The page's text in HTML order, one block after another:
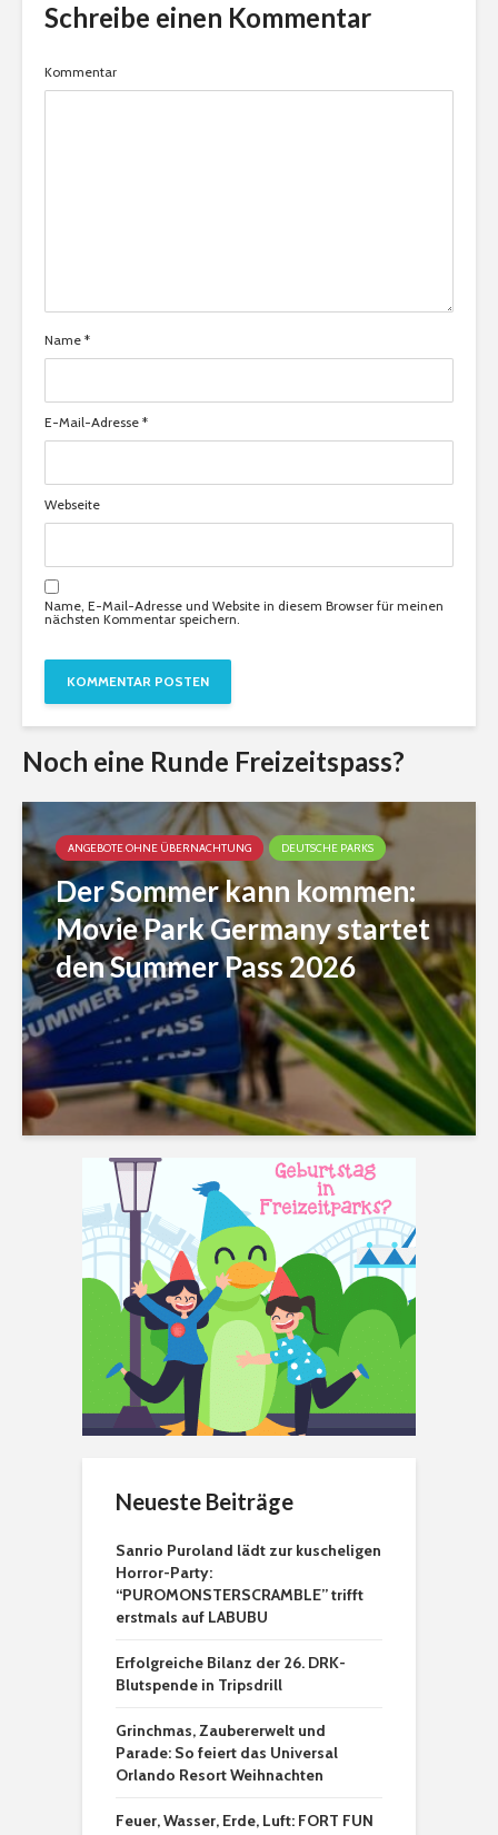
Schreibe einen Kommentar
Kommentar
Name *
E-Mail-Adresse *
Webseite
Name, E-Mail-Adresse und Website in diesem Browser für meinen
nächsten Kommentar speichern.
Noch eine Runde Freizeitspass?
ANGEBOTE OHNE ÜBERNACHTUNG DEUTSCHE PARKS
Der Sommer kann kommen:
Movie Park Germany startet
den Summer Pass 2026
Neueste Beiträge
Sanrio Puroland lädt zur kuscheligen
Horror-Party:
“PUROMONSTERSCRAMBLE” trifft
erstmals auf LABUBU
Erfolgreiche Bilanz der 26. DRK-
Blutspende in Tripsdrill
Grinchmas, Zaubererwelt und
Parade: So feiert das Universal
Orlando Resort Weihnachten
Feuer, Wasser, Erde, Luft: FORT FUN